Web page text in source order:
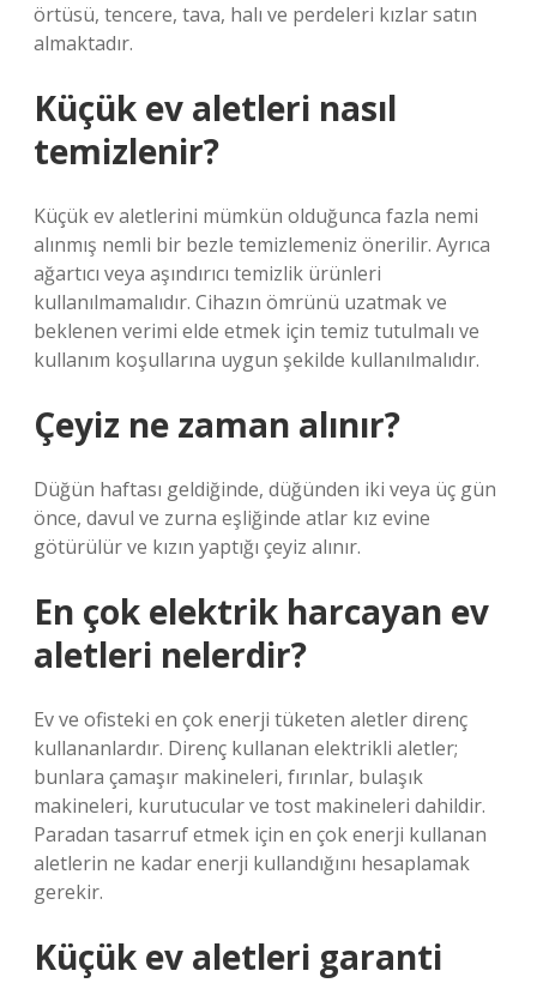
örtüsü, tencere, tava, halı ve perdeleri kızlar satın
almaktadır.
Küçük ev aletleri nasıl
temizlenir?
Küçük ev aletlerini mümkün olduğunca fazla nemi
alınmış nemli bir bezle temizlemeniz önerilir. Ayrıca
ağartıcı veya aşındırıcı temizlik ürünleri
kullanılmamalıdır. Cihazın ömrünü uzatmak ve
beklenen verimi elde etmek için temiz tutulmalı ve
kullanım koşullarına uygun şekilde kullanılmalıdır.
Çeyiz ne zaman alınır?
Düğün haftası geldiğinde, düğünden iki veya üç gün
önce, davul ve zurna eşliğinde atlar kız evine
götürülür ve kızın yaptığı çeyiz alınır.
En çok elektrik harcayan ev
aletleri nelerdir?
Ev ve ofisteki en çok enerji tüketen aletler direnç
kullananlardır. Direnç kullanan elektrikli aletler;
bunlara çamaşır makineleri, fırınlar, bulaşık
makineleri, kurutucular ve tost makineleri dahildir.
Paradan tasarruf etmek için en çok enerji kullanan
aletlerin ne kadar enerji kullandığını hesaplamak
gerekir.
Küçük ev aletleri garanti